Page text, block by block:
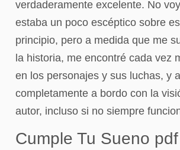
verdaderamente excelente. No
estaba un poco escéptico sobre
principio, pero a medida que me
la historia, me encontré cada vez
en los personajes y sus luchas, y
completamente a bordo con la
autor, incluso si no siempre
Cumple Tu Sueno pdf